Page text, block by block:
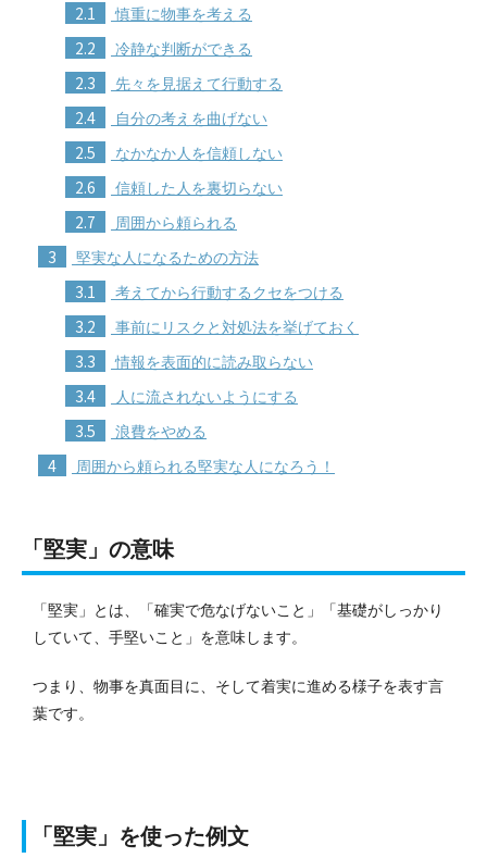
2.1 慎重に物事を考える
2.2 冷静な判断ができる
2.3 先々を見据えて行動する
2.4 自分の考えを曲げない
2.5 なかなか人を信頼しない
2.6 信頼した人を裏切らない
2.7 周囲から頼られる
3 堅実な人になるための方法
3.1 考えてから行動するクセをつける
3.2 事前にリスクと対処法を挙げておく
3.3 情報を表面的に読み取らない
3.4 人に流されないようにする
3.5 浪費をやめる
4 周囲から頼られる堅実な人になろう！
「堅実」の意味
「堅実」とは、「確実で危なげないこと」「基礎がしっかり
していて、手堅いこと」を意味します。
つまり、物事を真面目に、そして着実に進める様子を表す言
葉です。
「堅実」を使った例文